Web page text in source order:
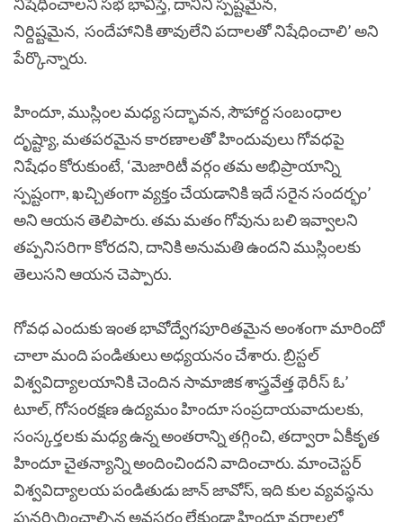
నిర్దిష్టమైన, సందేహానికి తావులేని పదాలతో నిషేధించాలి’ అని
పేర్కొన్నారు.
హిందూ, ముస్లింల మధ్య సద్భావన, సౌహార్ద సంబంధాల
దృష్ట్యా, మతపరమైన కారణాలతో హిందువులు గోవధపై
నిషేధం కోరుకుంటే, ‘మెజారిటీ వర్గం తమ అభిప్రాయాన్ని
స్పష్టంగా, ఖచ్చితంగా వ్యక్తం చేయడానికి ఇదే సరైన సందర్భం’
అని ఆయన తెలిపారు. తమ మతం గోవును బలి ఇవ్వాలని
తప్పనిసరిగా కోరదని, దానికి అనుమతి ఉందని ముస్లింలకు
తెలుసని ఆయన చెప్పారు.
గోవధ ఎందుకు ఇంత భావోద్వేగపూరితమైన అంశంగా మారిందో
చాలా మంది పండితులు అధ్యయనం చేశారు. బ్రిస్టల్
విశ్వవిద్యాలయానికి చెందిన సామాజిక శాస్త్రవేత్త థెరీస్ ఓ’
టూల్, గోసంరక్షణ ఉద్యమం హిందూ సంప్రదాయవాదులకు,
సంస్కర్తలకు మధ్య ఉన్న అంతరాన్ని తగ్గించి, తద్వారా ఏకీకృత
హిందూ చైతన్యాన్ని అందించిందని వాదించారు. మాంచెస్టర్
విశ్వవిద్యాలయ పండితుడు జాన్ జావోస్, ఇది కుల వ్యవస్థను
పునర్నిర్మించాల్సిన అవసరం లేకుండా హిందూ వర్గాలలో